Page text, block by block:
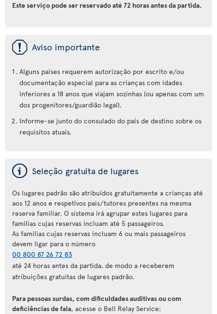
Este serviço pode ser reservado até 72 horas antes da partida.
ü Aviso importante
Alguns países requerem autorização por escrito e/ou
documentação especial para as crianças com idades
inferiores a 18 anos que viajam sozinhas (ou apenas com um
dos progenitores/guardião legal).
Informe-se junto do consulado do país de destino sobre os
requisitos atuais.
ý Seleção gratuita de lugares
Os lugares padrão são atribuídos gratuitamente a crianças até
aos 12 anos e respetivos pais/tutores presentes na mesma
reserva familiar. O sistema irá agrupar estes lugares para
famílias cujas reservas incluam até 5 passageiros.
As famílias cujas reservas incluam 6 ou mais passageiros
devem ligar para o número
00 800 87 26 72 83
até 24 horas antes da partida, de modo a receberem
atribuições gratuitas de lugares padrão.
Para pessoas surdas, com dificuldades auditivas ou com
deficiências de fala, acesse o Bell Relay Service: